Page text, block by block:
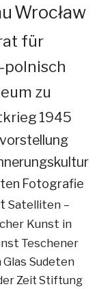
Wrocław
für
zu
1945
Fotografie
Satelliten –
Kunst in
Teschener
Glas Sudeten
ZeitStiftung